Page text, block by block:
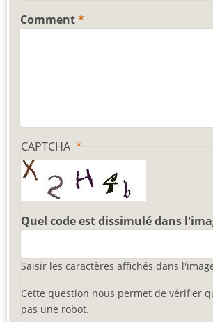
Comment
CAPTCHA
Quel code est dissimulé dans
Saisir les caractères affichés dans
Cette question nous permet de vérifier
pas une robot.